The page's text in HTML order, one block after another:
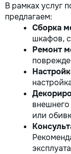
В рамках услуг
предлагаем:
Сборка
шкафов,
Ремонт
или